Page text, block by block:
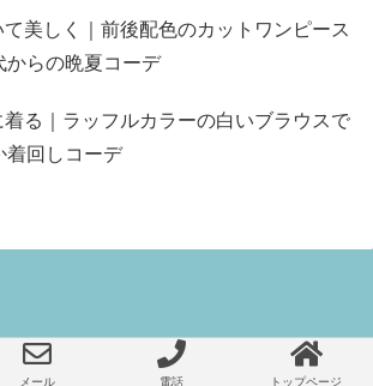
て美しく｜前後配色のカットワンピース
からの晩夏コーデ
る｜ラッフルカラーの白いブラウスで
着回しコーデ
メール 電話 トップページ
ファッション セレクトショップネオのブログ, 2026 All